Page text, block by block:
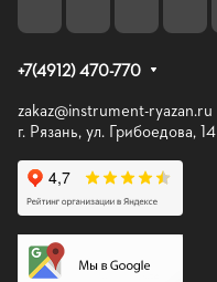
+7(4912) 470-770
zakaz@instrument-ryazan.ru
г. Рязань, ул. Грибоедова, 14